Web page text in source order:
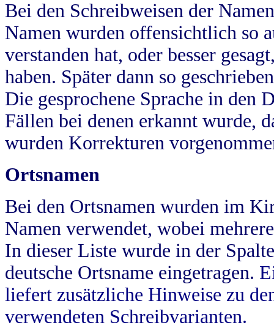
Bei den Schreibweisen der
Namen wurden offensichtlich so
verstanden hat, oder besser
haben. Später dann so
Die gesprochene Sprache in
Fällen bei denen erkannt wurde,
wurden Korrekturen
Ortsnamen
Bei den Ortsnamen wurden im
Namen verwendet, wobei
In dieser Liste wurde in der
deutsche Ortsname eingetragen.
liefert zusätzliche Hinweise zu
verwendeten Schreibvarianten.